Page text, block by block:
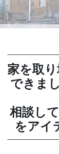
ッ
プ
移
動
家を取
できま
相談し
をアイ